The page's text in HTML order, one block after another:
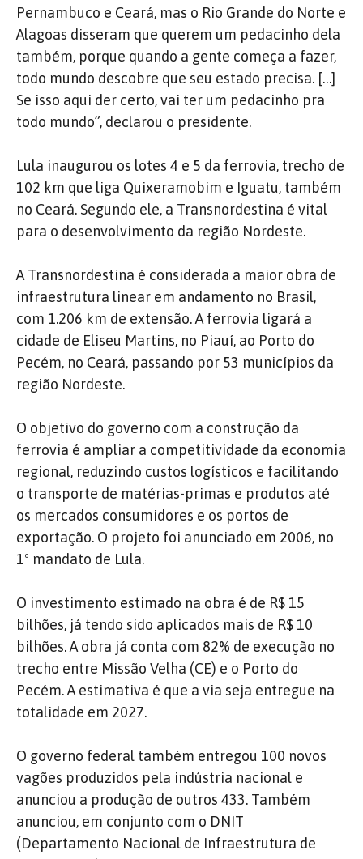
Pernambuco e Ceará, mas o Rio Grande do Norte e
Alagoas disseram que querem um pedacinho dela
também, porque quando a gente começa a fazer,
todo mundo descobre que seu estado precisa. […]
Se isso aqui der certo, vai ter um pedacinho pra
todo mundo”, declarou o presidente.
Lula inaugurou os lotes 4 e 5 da ferrovia, trecho de
102 km que liga Quixeramobim e Iguatu, também
no Ceará. Segundo ele, a Transnordestina é vital
para o desenvolvimento da região Nordeste.
A Transnordestina é considerada a maior obra de
infraestrutura linear em andamento no Brasil,
com 1.206 km de extensão. A ferrovia ligará a
cidade de Eliseu Martins, no Piauí, ao Porto do
Pecém, no Ceará, passando por 53 municípios da
região Nordeste.
O objetivo do governo com a construção da
ferrovia é ampliar a competitividade da economia
regional, reduzindo custos logísticos e facilitando
o transporte de matérias-primas e produtos até
os mercados consumidores e os portos de
exportação. O projeto foi anunciado em 2006, no
1º mandato de Lula.
O investimento estimado na obra é de R$ 15
bilhões, já tendo sido aplicados mais de R$ 10
bilhões. A obra já conta com 82% de execução no
trecho entre Missão Velha (CE) e o Porto do
Pecém. A estimativa é que a via seja entregue na
totalidade em 2027.
O governo federal também entregou 100 novos
vagões produzidos pela indústria nacional e
anunciou a produção de outros 433. Também
anunciou, em conjunto com o DNIT
(Departamento Nacional de Infraestrutura de